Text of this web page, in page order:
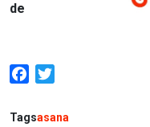
de
Facebook
Tagsasana